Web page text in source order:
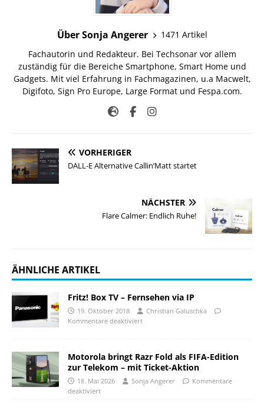
Über Sonja Angerer
1471 Artikel
Fachautorin und Redakteur. Bei Techsonar vor allem
zuständig für die Bereiche Smartphone, Smart Home und
Gadgets. Mit viel Erfahrung in Fachmagazinen, u.a Macwelt,
Digifoto, Sign Pro Europe, Large Format und Fespa.com.
VORHERIGER
DALL-E Alternative Callin’Matt startet
NÄCHSTER
Flare Calmer: Endlich Ruhe!
ÄHNLICHE ARTIKEL
Fritz! Box TV – Fernsehen via IP
19. Oktober 2018
Christian Galuschka
Kommentare deaktiviert
Motorola bringt Razr Fold als FIFA-Edition
zur Telekom – mit Ticket-Aktion
18. Mai 2026 Sonja Angerer
Kommentare
deaktiviert